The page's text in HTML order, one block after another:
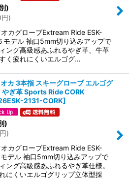
)
円)
カグローブExtream Ride ESK-
モデル 袖口5mm切り込みアップで
ング高級感あふれるやぎ革、牛革
く疲れにくいエルゴグ…
カ 3本指 スキーグローブ エルゴグ
やぎ革 Sports Ride CORK
2131-CORK]
)
円)
カグローブExtream Ride ESK-
デル 袖口5mm切り込みアップで
ング高級感あふれるやぎ革仕様。
にくいエルゴグリップ立体型採